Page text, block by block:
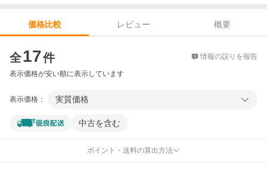
価格比較 レビュー
概要
全17件 情報の誤りを報告
表示価格が安い順に表示しています
表示価格： 実質価格
中古を含む
ポイント・送料の算出方法